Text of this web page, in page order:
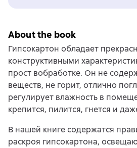
About the book
Гипсокартон обладает
конструктивными
прост вобработке. Он не
веществ, не горит, отлично
регулирует влажность в
крепится, пилится, гнется и
В нашей книге содержатся
раскроя гипсокартона,